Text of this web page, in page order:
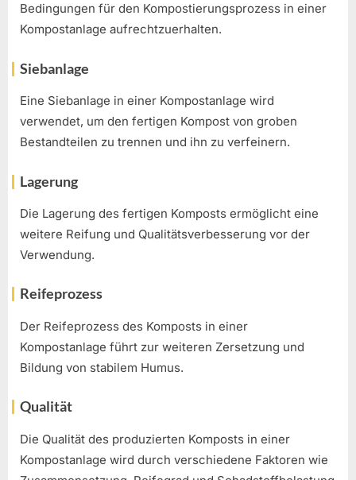
Bedingungen für den Kompostierungsprozess in einer
Kompostanlage aufrechtzuerhalten.
Siebanlage
Eine Siebanlage in einer Kompostanlage wird
verwendet, um den fertigen Kompost von groben
Bestandteilen zu trennen und ihn zu verfeinern.
Lagerung
Die Lagerung des fertigen Komposts ermöglicht eine
weitere Reifung und Qualitätsverbesserung vor der
Verwendung.
Reifeprozess
Der Reifeprozess des Komposts in einer
Kompostanlage führt zur weiteren Zersetzung und
Bildung von stabilem Humus.
Qualität
Die Qualität des produzierten Komposts in einer
Kompostanlage wird durch verschiedene Faktoren wie